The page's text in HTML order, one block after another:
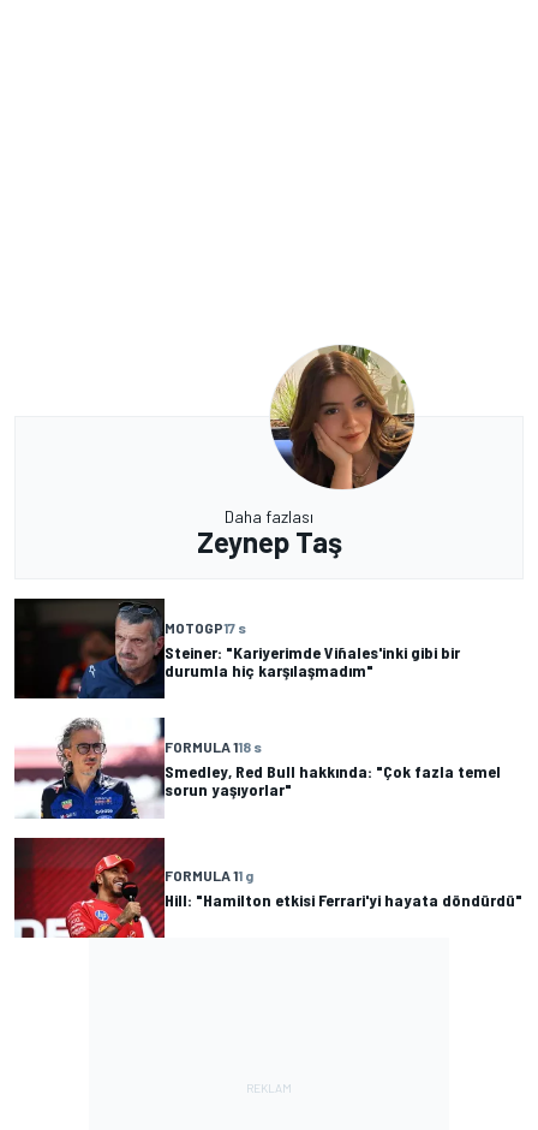
Daha fazlası
Zeynep Taş
MOTOGP17 s
Steiner: "Kariyerimde Viñales'inki gibi bir
durumla hiç karşılaşmadım"
FORMULA 118 s
Smedley, Red Bull hakkında: "Çok fazla temel
sorun yaşıyorlar"
FORMULA 11 g
Hill: "Hamilton etkisi Ferrari'yi hayata döndürdü"